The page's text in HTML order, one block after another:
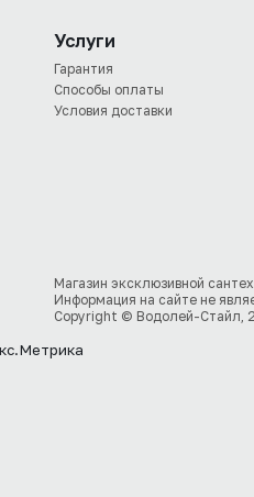
Услуги
Гарантия
Способы оплаты
Условия доставки
Магазин эксклюзивной
Информация на сайте не
Copyright © Водолей-Стайл,